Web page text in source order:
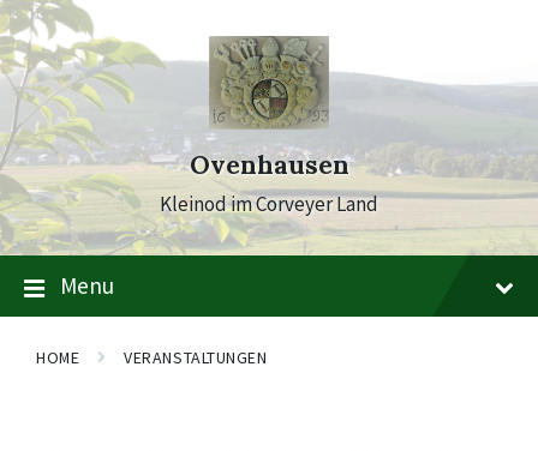
Skip
to
content
Skip
to
main
navigation
Skip
to
footer
Ovenhausen
Kleinod im Corveyer Land
Menu
HOME VERANSTALTUNGEN